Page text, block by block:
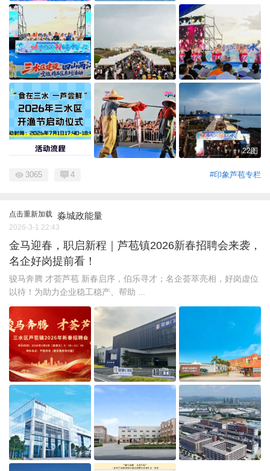
22图
#印象芦苞专栏
3065 4
点击重新加载 淼城政能量
2026-3-1 22:43
金马迎春，职启新程｜芦苞镇2026新春招聘会来袭，
名企好岗提前看！
骏马奔腾 才荟芦苞 新春启序，伯乐寻才；名企荟萃亮相，好岗虚位
以待！为助力企业稳工稳产、帮助 ...